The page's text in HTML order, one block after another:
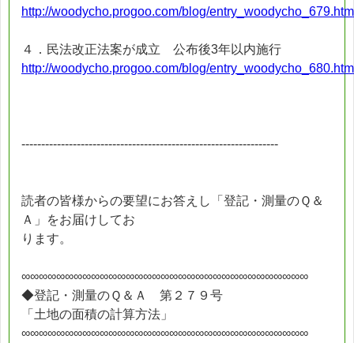
http://woodycho.progoo.com/blog/
４．民法改正法案が成立 公布後3年以内施行
http://woodycho.progoo.com/blog/
-----------------------------------------------------------------
読者の皆様からの要望にお答えし「登記・測量のＱ＆
Ａ」をお届けしてお
ります。
∞∞∞∞∞∞∞∞∞∞∞∞∞∞∞∞∞∞∞∞∞∞∞∞∞∞∞∞∞∞∞∞∞
◆登記・測量のＱ＆Ａ 第２７９号
「土地の面積の計算方法」
∞∞∞∞∞∞∞∞∞∞∞∞∞∞∞∞∞∞∞∞∞∞∞∞∞∞∞∞∞∞∞∞∞